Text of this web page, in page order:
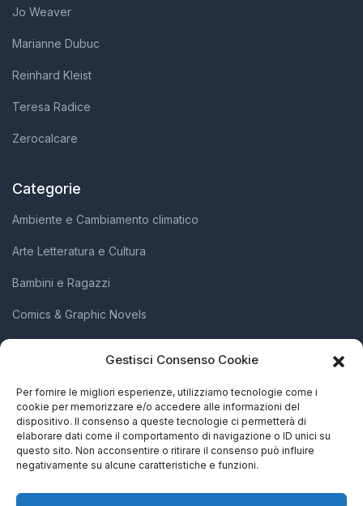
Gestisci Consenso Cookie
Per fornire le migliori esperienze, utilizziamo tecnologie come i
cookie per memorizzare e/o accedere alle informazioni del
dispositivo. Il consenso a queste tecnologie ci permetterà di
elaborare dati come il comportamento di navigazione o ID unici su
questo sito. Non acconsentire o ritirare il consenso può influire
negativamente su alcune caratteristiche e funzioni.
Jo Weaver
Marianne Dubuc
Reinhard Kleist
Teresa Radice
Zerocalcare
Categorie
Ambiente e Cambiamento climatico
Arte Letteratura e Cultura
Bambini e Ragazzi
Comics & Graphic Novels
Società e Attivismo
Storia Biografie e Memorie